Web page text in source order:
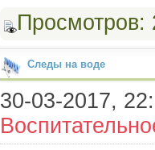
Следы на воде
30-03-2017,